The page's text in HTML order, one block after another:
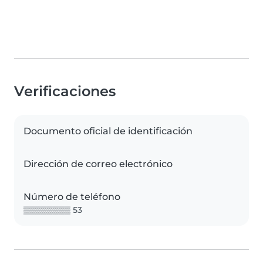
Verificaciones
Documento oficial de identificación
Dirección de correo electrónico
Número de teléfono
▒▒▒▒▒▒▒▒ 53